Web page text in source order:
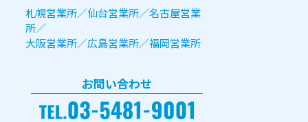
札幌営業所／仙台営業所／名古屋営業
所／
大阪営業所／広島営業所／福岡営業所
お問い合わせ